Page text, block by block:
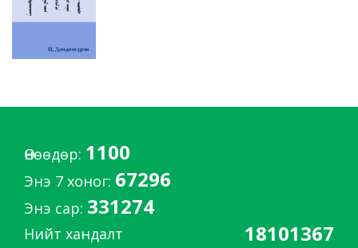
Өнөөдөр: 1100
Энэ 7 хоног: 67296
Энэ сар: 331274
Нийт хандалт 18101367